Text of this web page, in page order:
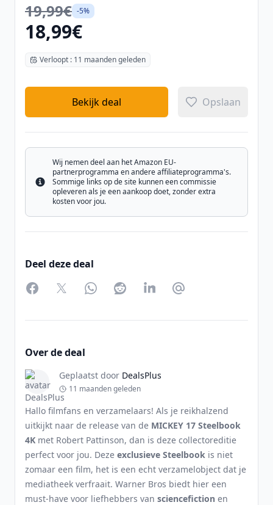
19,99€ -5%
18,99€
Verloopt : 11 maanden geleden
Bekijk deal Opslaan
Info
Wij nemen deel aan het Amazon EU-
partnerprogramma en andere affiliateprogramma's.
Sommige links op de site kunnen een commissie
opleveren als je een aankoop doet, zonder extra
kosten voor jou.
Deel deze deal
FacebookTwitterWhatsAppRedditLinkedInPartager par Email
Over de deal
Geplaatst door DealsPlus
11 maanden geleden
Hallo filmfans en verzamelaars! Als je reikhalzend
uitkijkt naar de release van de MICKEY 17 Steelbook
4K met Robert Pattinson, dan is deze collectoreditie
perfect voor jou. Deze exclusieve Steelbook is niet
zomaar een film, het is een echt verzamelobject dat je
mediatheek verfraait. Warner Bros biedt hier een
must-have voor liefhebbers van sciencefiction en